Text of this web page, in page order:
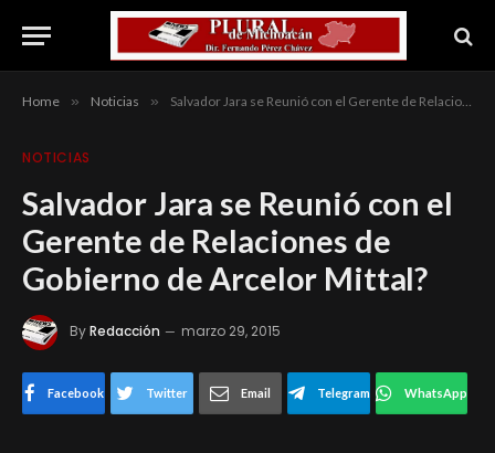
Home » Noticias » Salvador Jara se Reunió con el Gerente de Relaciones de Gobierno de Arcelor Mittal?
NOTICIAS
Salvador Jara se Reunió con el
Gerente de Relaciones de
Gobierno de Arcelor Mittal?
ByRedacción marzo 29, 2015
Facebook Twitter Email Telegram WhatsApp